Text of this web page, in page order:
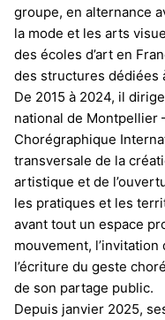
groupe, en alternance
la mode et les arts
des écoles d’art en
des structures dédiées
De 2015 à 2024, il
national de Montpellier
Chorégraphique
transversale de la
artistique et de
les pratiques et les
avant tout un espace
mouvement, l’invitation
l’écriture du geste
de son partage public.
Depuis janvier 2025,